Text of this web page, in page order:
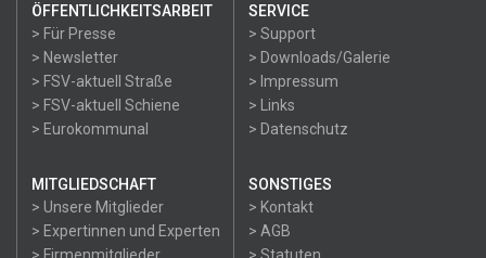
ÖFFENTLICHKEITSARBEIT
> Für Presse
> Newsletter
> FSV-aktuell Straße
> FSV-aktuell Schiene
> Eurokommunal
SERVICE
> Support
> Downloads/Galerie
> Impressum
> Links
> Datenschutz
MITGLIEDSCHAFT
> Unsere Mitglieder
> Expertinnen und Experten
SONSTIGES
> Kontakt
> AGB